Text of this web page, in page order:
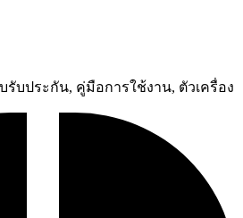
บประกัน, คู่มือการใช้งาน, ตัวเครื่อง